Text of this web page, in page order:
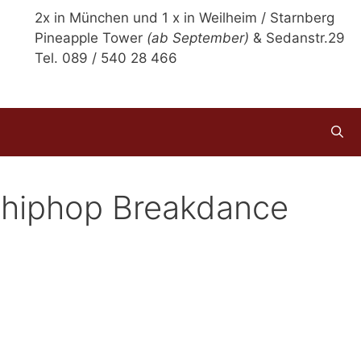
2x in München und 1 x in Weilheim / Starnberg
Pineapple Tower (ab September) & Sedanstr.29
Tel. 089 / 540 28 466
Breakdance